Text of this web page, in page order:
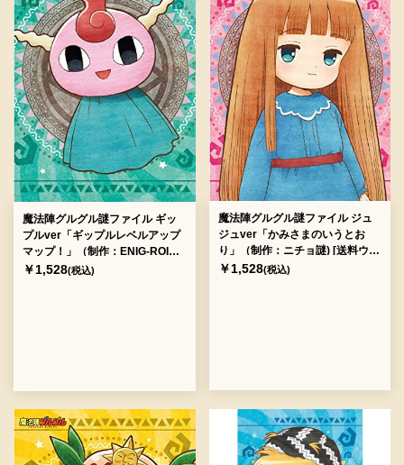
魔法陣グルグル謎ファイル ギッ
プルver「ギップルレベルアップ
マップ！」（制作：ENIG-ROID)
[送料ウエイト：2]
￥1,528(税込)
魔法陣グルグル謎ファイル ジュ
ジュver「かみさまのいうとお
り」（制作：ニチョ謎) [送料ウエ
イト：2]
￥1,528(税込)